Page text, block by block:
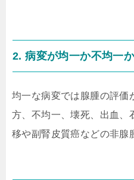
2. 病変が均一か不均一
均一な病変では腺腫の評価
方、不均一、壊死、出血、
移や副腎皮質癌などの非腺